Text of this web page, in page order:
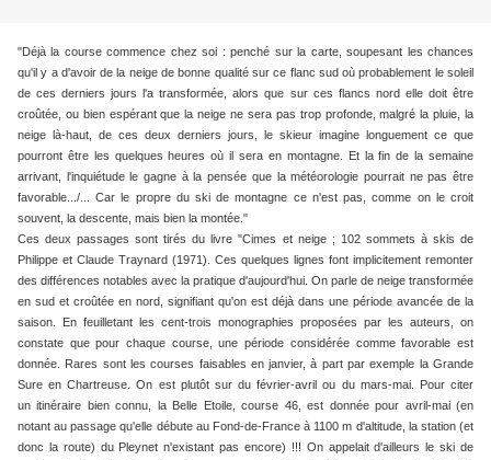
"Déjà la course commence chez soi : penché sur la carte, soupesant les chances
qu'il y a d'avoir de la neige de bonne qualité sur ce flanc sud où probablement le soleil
de ces derniers jours l'a transformée, alors que sur ces flancs nord elle doit être
croûtée, ou bien espérant que la neige ne sera pas trop profonde, malgré la pluie, la
neige là-haut, de ces deux derniers jours, le skieur imagine longuement ce que
pourront être les quelques heures où il sera en montagne. Et la fin de la semaine
arrivant, l'inquiétude le gagne à la pensée que la météorologie pourrait ne pas être
favorable.../... Car le propre du ski de montagne ce n'est pas, comme on le croit
souvent, la descente, mais bien la montée."
Ces deux passages sont tirés du livre "Cimes et neige ; 102 sommets à skis de
Philippe et Claude Traynard (1971). Ces quelques lignes font implicitement remonter
des différences notables avec la pratique d'aujourd'hui. On parle de neige transformée
en sud et croûtée en nord, signifiant qu'on est déjà dans une période avancée de la
saison. En feuilletant les cent-trois monographies proposées par les auteurs, on
constate que pour chaque course, une période considérée comme favorable est
donnée. Rares sont les courses faisables en janvier, à part par exemple la Grande
Sure en Chartreuse. On est plutôt sur du février-avril ou du mars-mai. Pour citer
un itinéraire bien connu, la Belle Etoile, course 46, est donnée pour avril-mai (en
notant au passage qu'elle débute au Fond-de-France à 1100 m d'altitude, la station (et
donc la route) du Pleynet n'existant pas encore) !!! On appelait d'ailleurs le ski de